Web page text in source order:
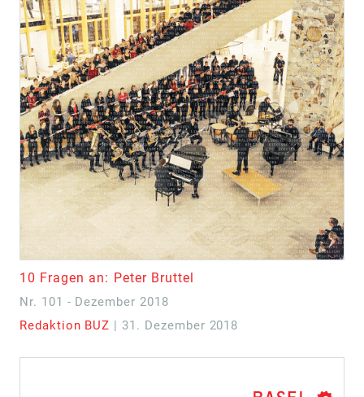
10 Fragen an: Peter Bruttel
Nr. 101 - Dezember 2018
Redaktion BUZ | 31. Dezember 2018